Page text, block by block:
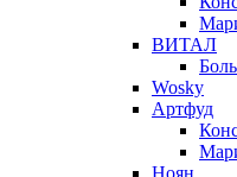
ВИТАЛ
Wosky
Артфуд
Ноян